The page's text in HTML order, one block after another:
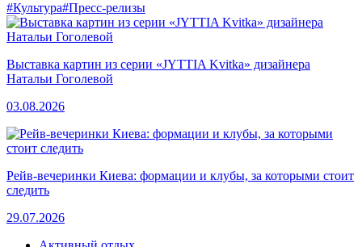
#Культура#Пресс-релизы
Выставка картин из серии «JYTTIA Kvitka» дизайнера
Натальи Гоголевой
03.08.2026
Рейв-вечеринки Киева: формации и клубы, за которыми стоит
следить
29.07.2026